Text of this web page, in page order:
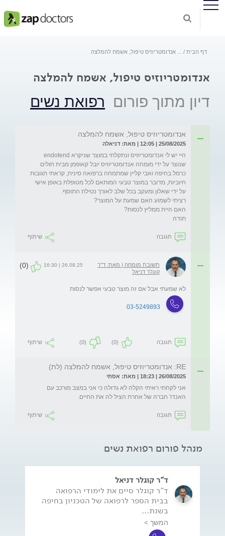
דף הבית אנדומטריוזיס טיפול, אשמח להמלצה
אנדומטריוזיס טיפול, אשמח להמלצה
דיון מתוך פורום רפואת נשים
אנדומטריוזיס טיפול, אשמח להמלצה
25/08/2025 | 12:05 | מאת: דניאלה
שנוצר על ידי מומחה אנדומטריוזיס יובל קאופמן מבית חולים
כרמל בחיפה ואבי קליין שמתמחה ברפואה סינית, קראתי תגובות
חיוביות, מדובר במוצר טבעי המותאם לכל מטופלת באופן אישי
תודה
תגובה שיתוף
תשובת מומחה | מאת: ד"ר
קוגלר דניאל
26.08.25 | 16:30
(0)
לא שמעתי אבל אם זה מוצר טבעי אפשר לנסות
03-5249893
תגובה (0)
(0) שיתוף
RE: אנדומטריוזיס טיפול, אשמח להמלצה (לת)
26/08/2025 | 18:23 | מאת: אסתי
אני לקחתי ראיתי הקלה לא גדולה כי אני במצב מורכב עם
האנדו' חברה של אחרת הציל לה את החיים.
תגובה שיתוף
מנהל פורום רפואת נשים
ד"ר קוגלר דניאל
ד"ר קוגלר סיים את לימודי הרפואה
בבית הספר לרפואה של הטכניון בחיפה
בשנת...
המשך >